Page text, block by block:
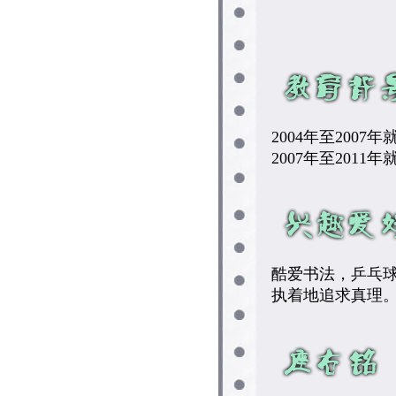
2004年至2007年
2007年至2011年
酷爱书法，乒乓
执着地追求真理